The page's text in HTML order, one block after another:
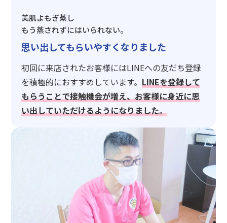
美肌よもぎ蒸し
もう蒸されずにはいられない。
思い出してもらいやすくなりました
初回に来店されたお客様にはLINEへの友だち登録
を積極的におすすめしています。 LINEを登録して
もらうことで接触機会が増え、お客様に身近に思
い出していただけるようになりました。